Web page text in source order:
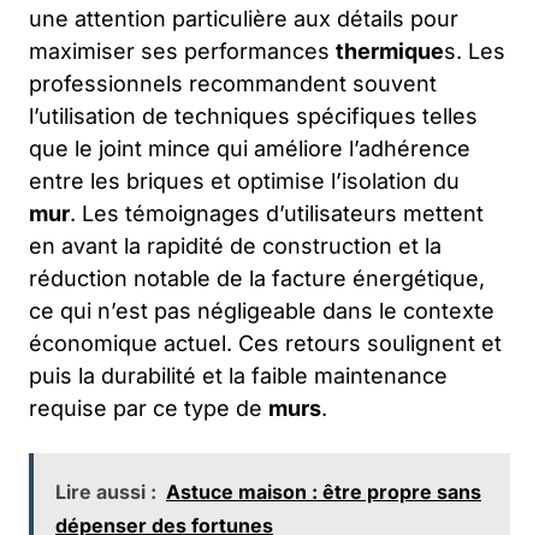
une attention particulière aux détails pour
maximiser ses performances thermiques. Les
professionnels recommandent souvent
l’utilisation de techniques spécifiques telles
que le joint mince qui améliore l’adhérence
entre les briques et optimise l’isolation du
mur. Les témoignages d’utilisateurs mettent
en avant la rapidité de construction et la
réduction notable de la facture énergétique,
ce qui n’est pas négligeable dans le contexte
économique actuel. Ces retours soulignent et
puis la durabilité et la faible maintenance
requise par ce type de murs.
Lire aussi : Astuce maison : être propre sans
dépenser des fortunes